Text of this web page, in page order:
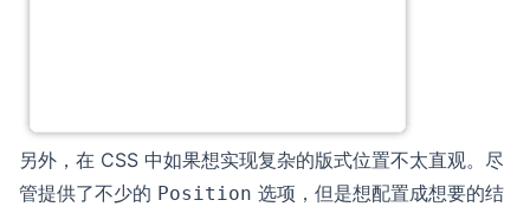
另外，在 CSS 中如果想实现复杂的版式位置不太直观。尽
管提供了不少的 Position 选项，但是想配置成想要的结